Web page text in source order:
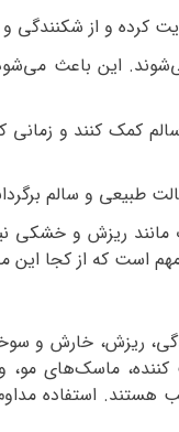
کرده و از
این باعث
کمک کنند و
طبیعی و سالم
مانند ریزش و خشکی
است که از کجا این
ریزش، خارش و
کننده، ماسک‌های مو،
استفاده